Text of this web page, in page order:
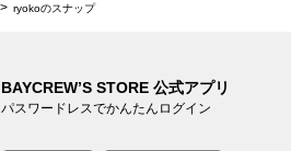
ryokoのスナップ
BAYCREW’S STORE 公式アプリ
パスワードレスでかんたんログイン